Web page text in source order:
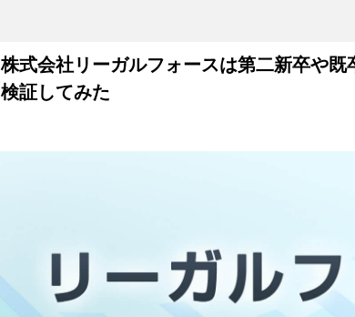
株式会社リーガルフォースは第二新卒や
検証してみた